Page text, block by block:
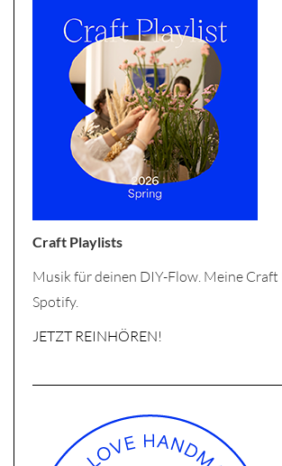
Craft Playlists
Musik für deinen DIY-Flow. Meine
Spotify.
JETZT REINHÖREN!